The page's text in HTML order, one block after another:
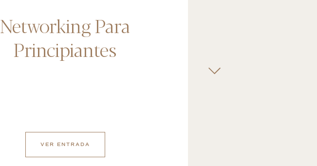
Networking Para
Principiantes
VER ENTRADA